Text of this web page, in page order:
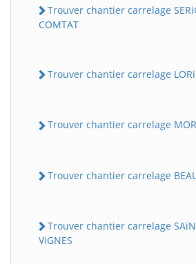
Trouver chantier carrelage
COMTAT
Trouver chantier carrelage
Trouver chantier carrelage
Trouver chantier carrelage
Trouver chantier carrelage
ViGNES